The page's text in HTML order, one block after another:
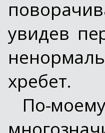
увидев
хребет.
По-